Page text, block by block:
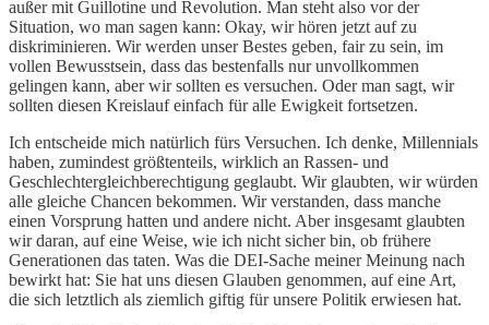
außer mit Guillotine und Revolution. Man steht also vor der
Situation, wo man sagen kann: Okay, wir hören jetzt auf zu
diskriminieren. Wir werden unser Bestes geben, fair zu sein, im
vollen Bewusstsein, dass das bestenfalls nur unvollkommen
gelingen kann, aber wir sollten es versuchen. Oder man sagt, wir
sollten diesen Kreislauf einfach für alle Ewigkeit fortsetzen.
Ich entscheide mich natürlich fürs Versuchen. Ich denke, Millennials
haben, zumindest größtenteils, wirklich an Rassen- und
Geschlechtergleichberechtigung geglaubt. Wir glaubten, wir würden
alle gleiche Chancen bekommen. Wir verstanden, dass manche
einen Vorsprung hatten und andere nicht. Aber insgesamt glaubten
wir daran, auf eine Weise, wie ich nicht sicher bin, ob frühere
Generationen das taten. Was die DEI-Sache meiner Meinung nach
bewirkt hat: Sie hat uns diesen Glauben genommen, auf eine Art,
die sich letztlich als ziemlich giftig für unsere Politik erwiesen hat.